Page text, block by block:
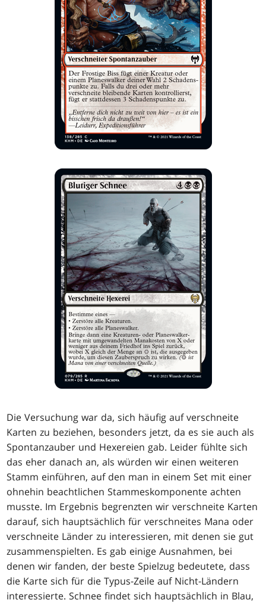
Die Versuchung war da, sich häufig auf verschneite
Karten zu beziehen, besonders jetzt, da es sie auch als
Spontanzauber und Hexereien gab. Leider fühlte sich
das eher danach an, als würden wir einen weiteren
Stamm einführen, auf den man in einem Set mit einer
ohnehin beachtlichen Stammeskomponente achten
musste. Im Ergebnis begrenzten wir verschneite Karten
darauf, sich hauptsächlich für verschneites Mana oder
verschneite Länder zu interessieren, mit denen sie gut
zusammenspielten. Es gab einige Ausnahmen, bei
denen wir fanden, der beste Spielzug bedeutete, dass
die Karte sich für die Typus-Zeile auf Nicht-Ländern
interessierte. Schnee findet sich hauptsächlich in Blau,